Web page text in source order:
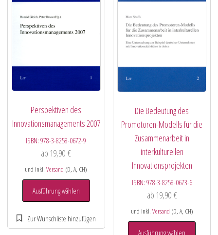
Perspektiven des
Innovationsmanagements 2007
ISBN:978-3-8258-0672-9
ab 19,90€
und inkl.Versand (D, A, CH)
Ausführung wählen
Die Bedeutung des
Promotoren-Modells für die
Zusammenarbeit in
interkulturellen
Innovationsprojekten
ISBN: 978-3-8258-0673-6
ab 19,90 €
und inkl. Versand (D, A, CH)
Ausführung wählen